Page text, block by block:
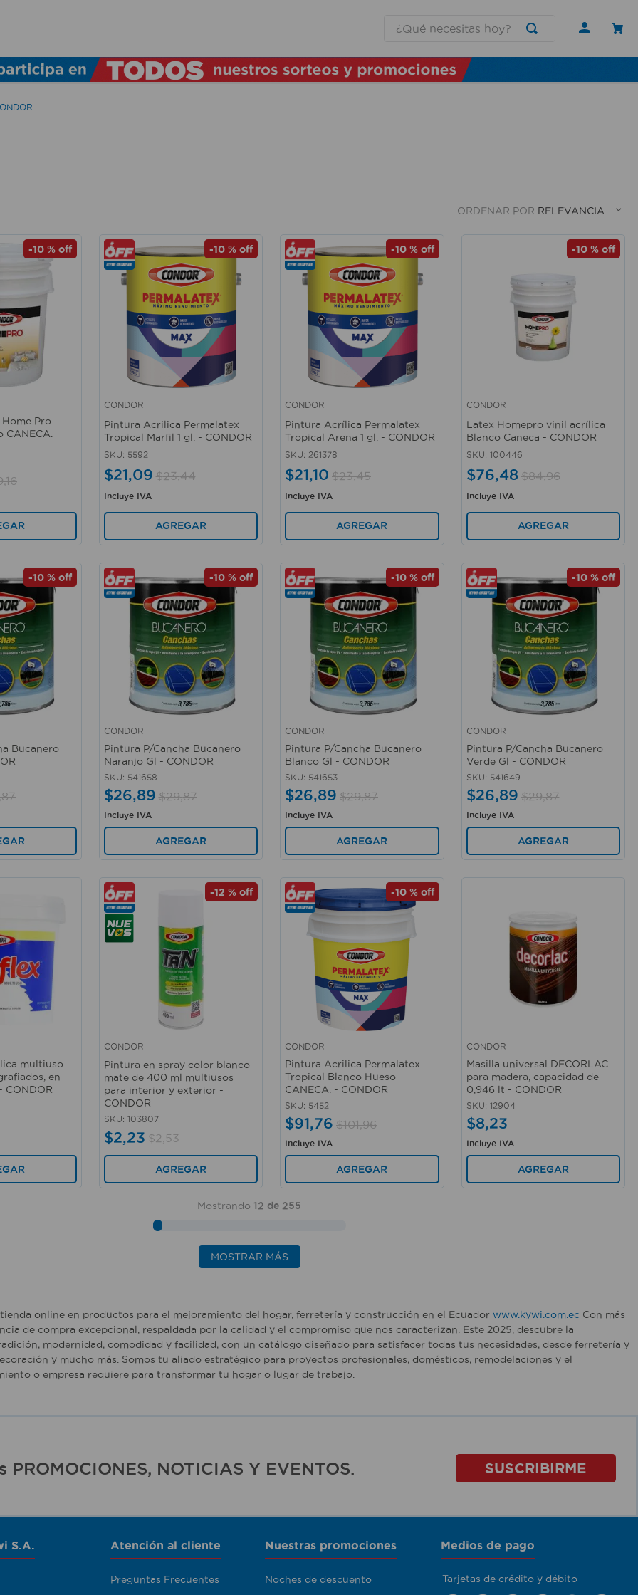
ORDENAR POR RELEVANCIA
-10 %off
Pro
CANECA. -
,16
-10 % off
Vista rápida
CONDOR
Pintura Acrilica Permalatex
Tropical Marfil 1 gl. - CONDOR
SKU: 5592
$21,09 $23,44
Incluye IVA
AGREGAR
-10 %off
Vista rápida
CONDOR
Pintura Acrílica Permalatex
Tropical Arena 1 gl. - CONDOR
SKU: 261378
$21,10 $23,45
Incluye IVA
AGREGAR
-10 % off
Vista rápida
CONDOR
Latex Homepro vinil acrílica
Blanco Caneca - CONDOR
SKU: 100446
$76,48 $84,96
Incluye IVA
AGREGAR
-10 %off
Bucanero
87
-10 % off
CONDOR
Pintura P/Cancha Bucanero
Naranjo Gl - CONDOR
SKU: 541658
$26,89 $29,87
Incluye IVA
AGREGAR
-10 %off
CONDOR
Pintura P/Cancha Bucanero
Blanco Gl - CONDOR
SKU: 541653
$26,89 $29,87
Incluye IVA
AGREGAR
-10 % off
CONDOR
Pintura P/Cancha Bucanero
Verde Gl - CONDOR
SKU: 541649
$26,89 $29,87
Incluye IVA
AGREGAR
multiuso
en
CONDOR
-12 % off
CONDOR
Pintura en spray color blanco
mate de 400 ml multiusos
para interior y exterior -
CONDOR
SKU: 103807
$2,23 $2,53
AGREGAR
-10 %off
CONDOR
Pintura Acrilica Permalatex
Tropical Blanco Hueso
CANECA. - CONDOR
SKU: 5452
$91,76 $101,96
Incluye IVA
AGREGAR
CONDOR
Masilla universal DECORLAC
para madera, capacidad de
0,946 lt - CONDOR
SKU: 12904
$8,23
Incluye IVA
AGREGAR
Mostrando 12 de 255
MOSTRAR MÁS
online en productos para el mejoramiento del hogar, ferretería y construcción en el Ecuador www.kywi.com.ec Con más
de compra excepcional, respaldada por la calidad y el compromiso que nos caracterizan. Este 2025, descubre la
modernidad, comodidad y facilidad, con un catálogo diseñado para satisfacer todas tus necesidades, desde ferretería y
y mucho más. Somos tu aliado estratégico para proyectos profesionales, domésticos, remodelaciones y el
o empresa requiere para transformar tu hogar o lugar de trabajo.
NOTICIAS Y EVENTOS. SUSCRIBIRME
S.A. Atención al cliente
Preguntas Frecuentes
Nuestras promociones
Noches de descuento
Medios de pago
Tarjetas de crédito y débito
TÉRMINOS MÁS BUSCADOS
1
lamparas
aspiradora
fregadero
taladro